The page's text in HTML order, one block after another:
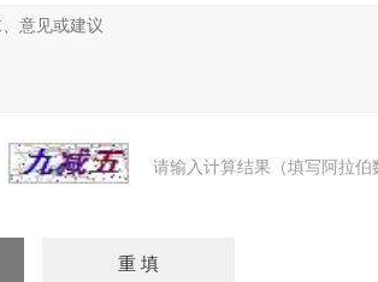
请输入计算结果（填写阿拉